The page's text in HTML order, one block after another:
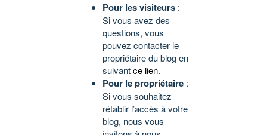
Pour les visiteurs :
Si vous avez des
questions, vous
pouvez contacter le
propriétaire du blog en
suivantce lien.
Pour le propriétaire :
Si vous souhaitez
rétablir l’accès à votre
blog, nous vous